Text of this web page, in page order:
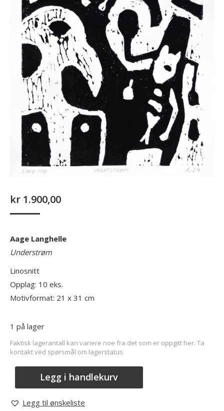
kr 1.900,00
Aage Langhelle
Understrøm
Linosnitt
Opplag: 10 eks.
Motivformat: 21 x 31 cm
1 på lager
Faktisk lagerantall kan variere noe fra det som er oppgitt her. Ta
kontakt ved spørsmål om lagerstatus.
Legg i handlekurv
Legg til ønskeliste